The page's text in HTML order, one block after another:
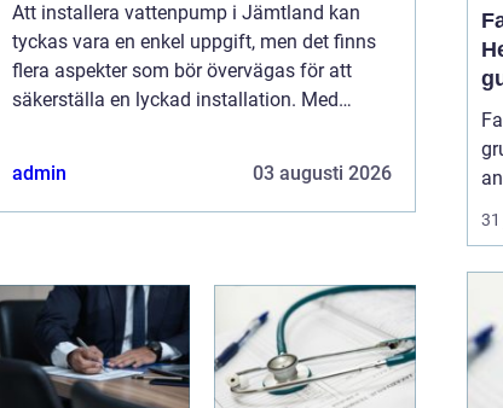
Att installera vattenpump i Jämtland kan
tyckas vara en enkel uppgift, men det finns
flera aspekter som bör övervägas för att
säkerställa en lyckad installation. Med
admin 03 augusti 2026